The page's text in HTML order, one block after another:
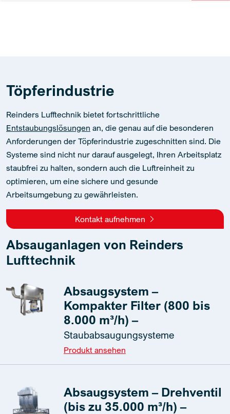
Töpferindustrie
Reinders Lufftechnik bietet fortschrittliche
Entstaubungslösungen an, die genau auf die besonderen
Anforderungen der Töpferindustrie zugeschnitten sind. Die
Systeme sind nicht nur darauf ausgelegt, Ihren Arbeitsplatz
staubfrei zu halten, sondern auch die Luftreinheit zu
optimieren, um eine sichere und gesunde
Arbeitsumgebung zu gewährleisten.
Kontakt aufnehmen
Absauganlagen von Reinders
Lufttechnik
Absaugsystem –
Kompakter Filter (800 bis
8.000 m³/h) –
Staubabsaugungsysteme
Produkt ansehen
Absaugsystem – Drehventil
(bis zu 35.000 m³/h) –